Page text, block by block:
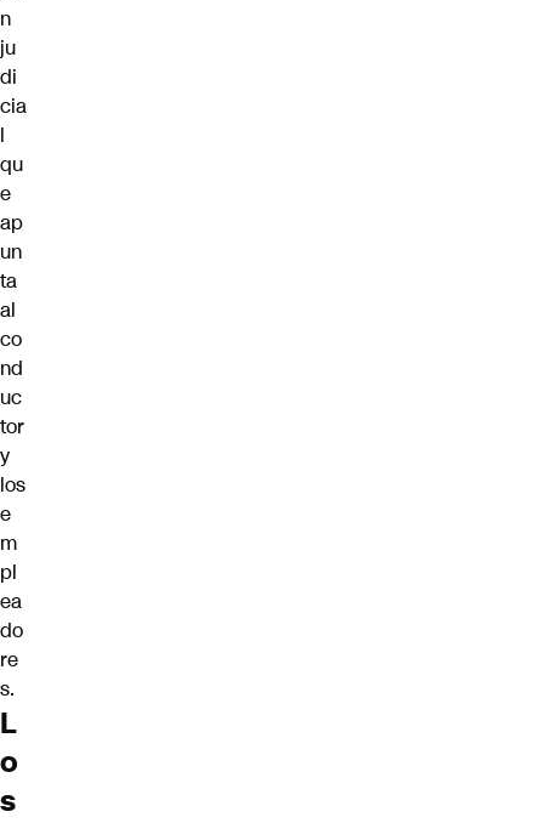
n
ju
di
cia
l
qu
e
ap
un
ta
al
co
nd
uc
tor
y
los
e
m
pl
ea
do
re
s.
L
o
s